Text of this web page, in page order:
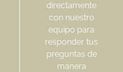
directamente
con nuestro
equipo para
responder tus
preguntas de
manera